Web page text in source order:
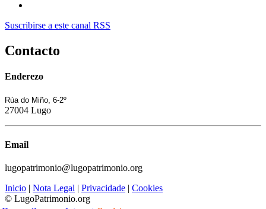
Suscribirse a este canal RSS
Contacto
Enderezo
Rúa do Miño, 6-2º
27004 Lugo
Email
lugopatrimonio@lugopatrimonio.org
Inicio | Nota Legal | Privacidade | Cookies
© LugoPatrimonio.org